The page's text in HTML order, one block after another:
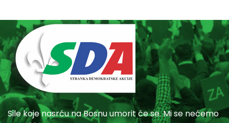
Sile koje nasrću na Bosnu umorit će se. Mi se nećemo